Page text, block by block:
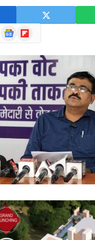
GoogleFlipboard